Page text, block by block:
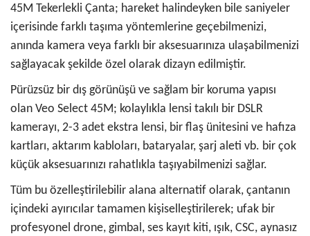
45M Tekerlekli Çanta; hareket halindeyken bile saniyeler
içerisinde farklı taşıma yöntemlerine geçebilmenizi,
anında kamera veya farklı bir aksesuarınıza ulaşabilmenizi
sağlayacak şekilde özel olarak dizayn edilmiştir.
Pürüzsüz bir dış görünüşü ve sağlam bir koruma yapısı
olan Veo Select 45M; kolaylıkla lensi takılı bir DSLR
kamerayı, 2-3 adet ekstra lensi, bir flaş ünitesini ve hafıza
kartları, aktarım kabloları, bataryalar, şarj aleti vb. bir çok
küçük aksesuarınızı rahatlıkla taşıyabilmenizi sağlar.
Tüm bu özelleştirilebilir alana alternatif olarak, çantanın
içindeki ayırıcılar tamamen kişiselleştirilerek; ufak bir
profesyonel drone, gimbal, ses kayıt kiti, ışık, CSC, aynasız